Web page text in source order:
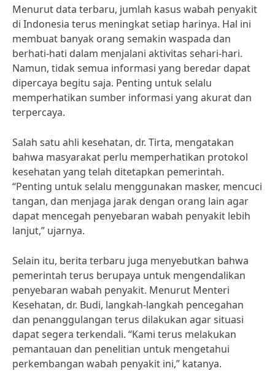
Menurut data terbaru, jumlah kasus wabah penyakit
di Indonesia terus meningkat setiap harinya. Hal ini
membuat banyak orang semakin waspada dan
berhati-hati dalam menjalani aktivitas sehari-hari.
Namun, tidak semua informasi yang beredar dapat
dipercaya begitu saja. Penting untuk selalu
memperhatikan sumber informasi yang akurat dan
terpercaya.
Salah satu ahli kesehatan, dr. Tirta, mengatakan
bahwa masyarakat perlu memperhatikan protokol
kesehatan yang telah ditetapkan pemerintah.
“Penting untuk selalu menggunakan masker, mencuci
tangan, dan menjaga jarak dengan orang lain agar
dapat mencegah penyebaran wabah penyakit lebih
lanjut,” ujarnya.
Selain itu, berita terbaru juga menyebutkan bahwa
pemerintah terus berupaya untuk mengendalikan
penyebaran wabah penyakit. Menurut Menteri
Kesehatan, dr. Budi, langkah-langkah pencegahan
dan penanggulangan terus dilakukan agar situasi
dapat segera terkendali. “Kami terus melakukan
pemantauan dan penelitian untuk mengetahui
perkembangan wabah penyakit ini,” katanya.